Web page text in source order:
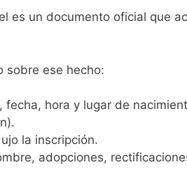
es un documento oficial que
sobre ese hecho:
hora y lugar de
la inscripción.
adopciones,